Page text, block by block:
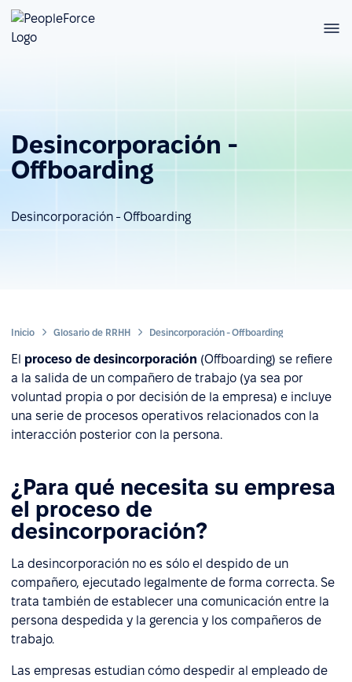
Desincorporación -
Offboarding
Desincorporación - Offboarding
Inicio Glosario de RRHH Desincorporación - Offboarding
El proceso de desincorporación (Offboarding) se refiere
a la salida de un compañero de trabajo (ya sea por
voluntad propia o por decisión de la empresa) e incluye
una serie de procesos operativos relacionados con la
interacción posterior con la persona.
¿Para qué necesita su empresa
el proceso de
desincorporación?
La desincorporación no es sólo el despido de un
compañero, ejecutado legalmente de forma correcta. Se
trata también de establecer una comunicación entre la
persona despedida y la gerencia y los compañeros de
trabajo.
Las empresas estudian cómo despedir al empleado de